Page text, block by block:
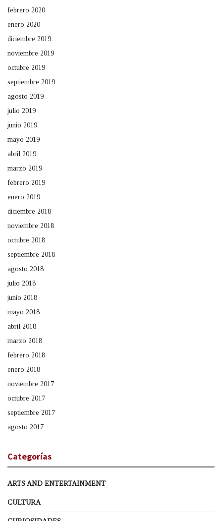
febrero 2020
enero 2020
diciembre 2019
noviembre 2019
octubre 2019
septiembre 2019
agosto 2019
julio 2019
junio 2019
mayo 2019
abril 2019
marzo 2019
febrero 2019
enero 2019
diciembre 2018
noviembre 2018
octubre 2018
septiembre 2018
agosto 2018
julio 2018
junio 2018
mayo 2018
abril 2018
marzo 2018
febrero 2018
enero 2018
noviembre 2017
octubre 2017
septiembre 2017
agosto 2017
Categorías
ARTS AND ENTERTAINMENT
CULTURA